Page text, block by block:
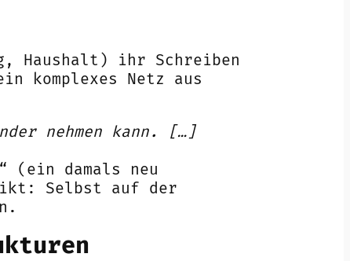
Haushalt) ihr Schreiben
komplexes Netz aus
nehmen kann. […]
(ein damals neu
Selbst auf der